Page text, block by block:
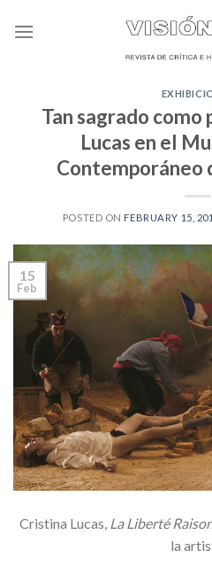
Tan sagrado
Lucas en el
Contemporáneo
POSTED ON FEBRUARY 15,
15
Feb
Cristina Lucas, La Liberté
la